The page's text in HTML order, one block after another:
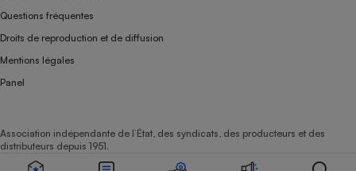
Questions fréquentes
Droits de reproduction et de diffusion
Mentions légales
Panel
Association indépendante de l’État, des syndicats, des producteurs et des
distributeurs depuis 1951.